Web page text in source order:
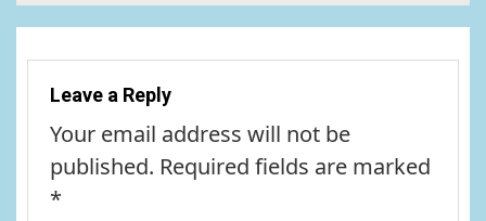
Leave a Reply
Your email address will not be
published. Required fields are marked
*